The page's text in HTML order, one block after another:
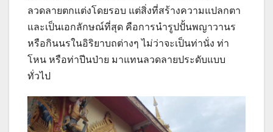
ลวดลายตกแต่งโดยรอบ แต่สิ่งที่สร้างความแปลกตา
และเป็นเอกลักษณ์ที่สุด คือการนำรูปปั้นพญาวานร
หรือกินนรในอิริยาบถต่างๆ ไม่ว่าจะเป็นท่านั่ง ท่า
โหน หรือท่าปีนป่าย มาแทนลวดลายประดับแบบ
ทั่วไป